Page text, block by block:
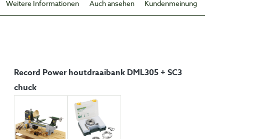
Weitere Informationen Auch ansehen Kundenmeinung
Record Power houtdraaibank DML305 + SC3
chuck